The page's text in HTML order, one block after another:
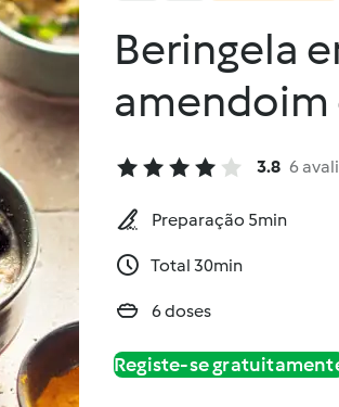
Beringela
amendoim
3.8 6
Preparação 5min
Total 30min
6 doses
Registe-se